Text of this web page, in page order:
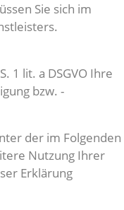
Sie sich im
1 lit. a DSGVO Ihre
bzw. -
der im Folgenden
Nutzung Ihrer
Erklärung